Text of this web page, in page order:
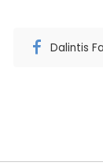
Dalintis